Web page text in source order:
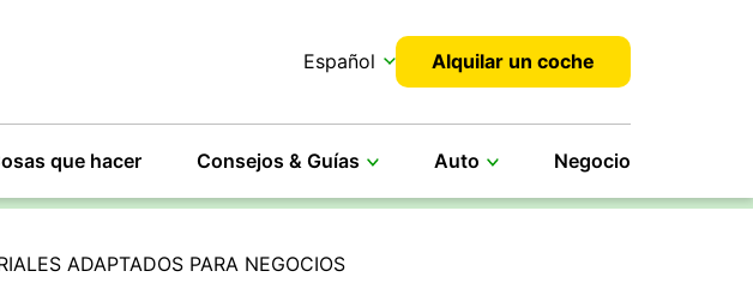
Español Alquilar un coche
que hacer Consejos & Guías Auto Negocio
ADAPTADOS PARA NEGOCIOS